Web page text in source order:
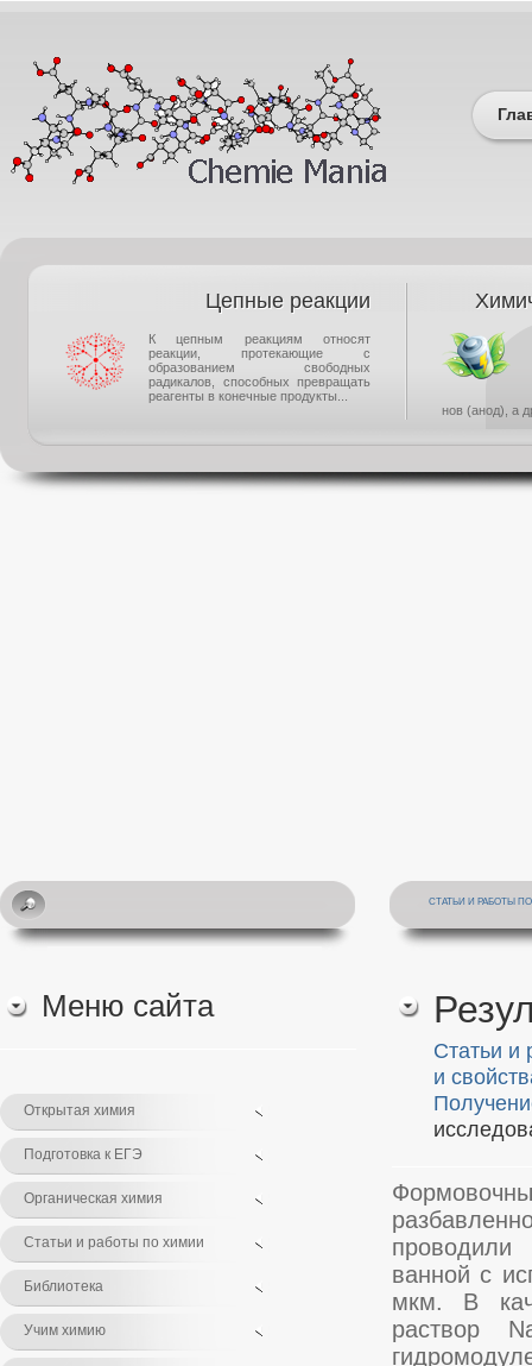
Цепные реакции
К цепным реакциям относят
реакции, протекающие с
образованием свободных
радикалов, способных превращать
реагенты в конечные продукты...
нов (анод), а
СТАТЬИ И РАБОТЫ
Меню сайта
Открытая химия
Подготовка к ЕГЭ
Органическая химия
Статьи и работы по химии
Библиотека
Учим химию
Статьи и
и
проводили
ванной с
мкм. В
раствор